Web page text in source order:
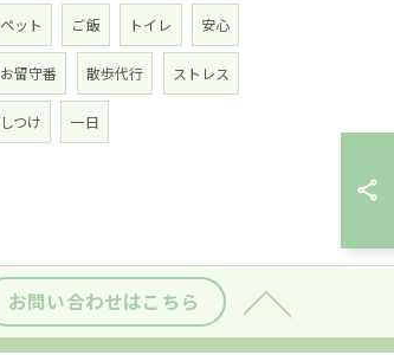
ペット ご飯 トイレ 安心
お留守番 散歩代行 ストレス
しつけ 一日
お問い合わせはこちら